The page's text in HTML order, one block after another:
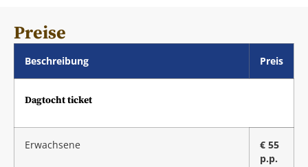
Preise
Beschreibung Preis
Dagtocht ticket
Erwachsene
€ 55
p.p.